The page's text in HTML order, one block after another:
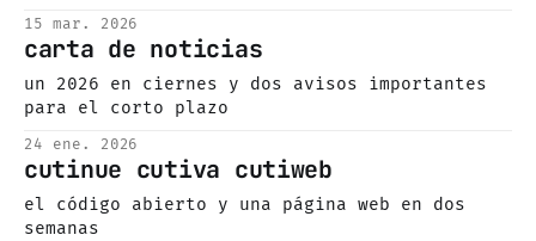
15 mar. 2026
carta de noticias
un 2026 en ciernes y dos avisos importantes
para el corto plazo
24 ene. 2026
cutinue cutiva cutiweb
el código abierto y una página web en dos
semanas